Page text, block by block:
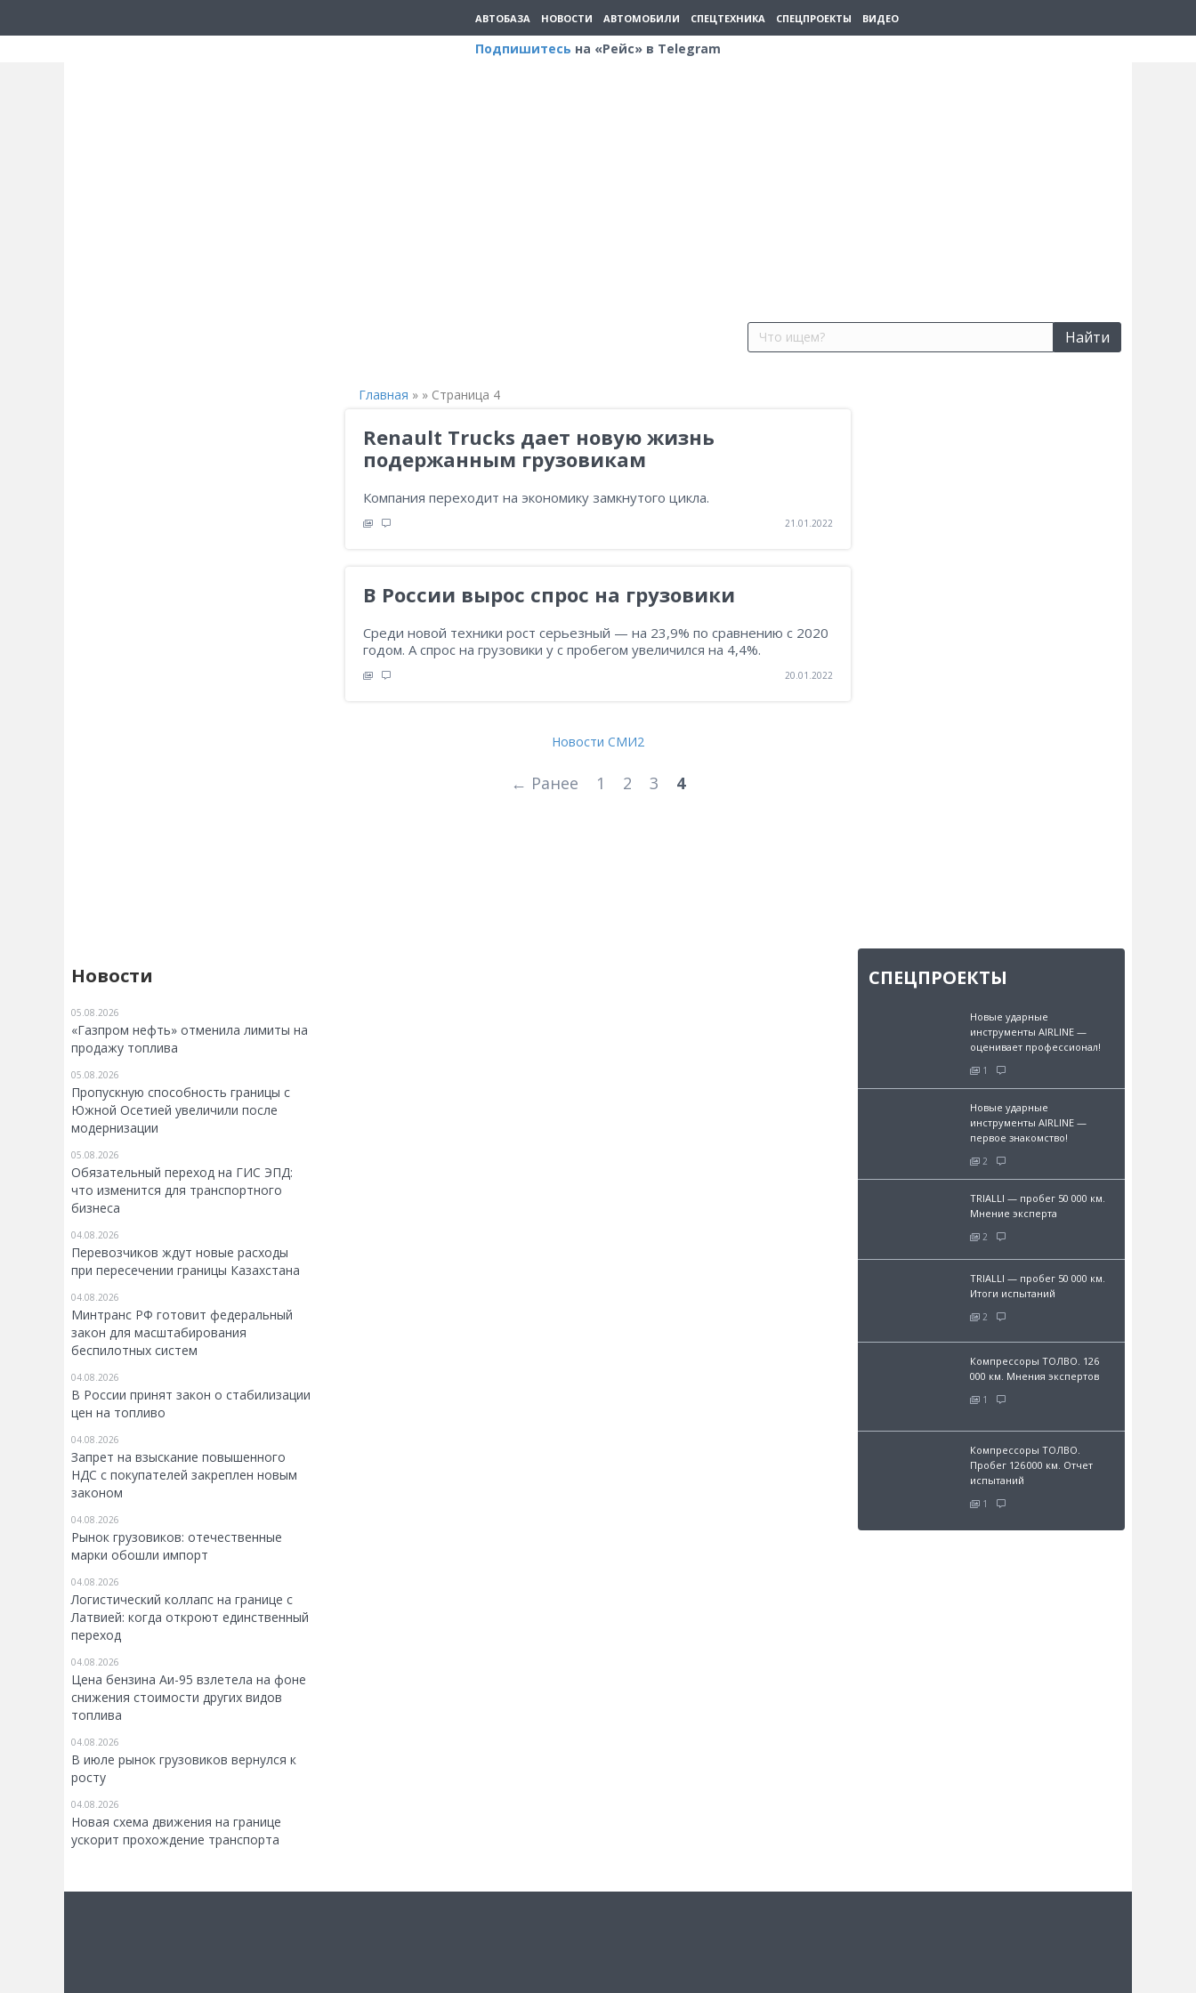
АВТОБАЗА НОВОСТИ АВТОМОБИЛИ СПЕЦТЕХНИКА СПЕЦПРОЕКТЫ ВИДЕО
Подпишитесь на «Рейс» в Telegram
Найти
Новости
05.08.2026
«Газпром нефть» отменила лимиты на
продажу топлива
05.08.2026
Пропускную способность границы с
Южной Осетией увеличили после
модернизации
05.08.2026
Обязательный переход на ГИС ЭПД:
что изменится для транспортного
бизнеса
04.08.2026
Перевозчиков ждут новые расходы
при пересечении границы Казахстана
04.08.2026
Минтранс РФ готовит федеральный
закон для масштабирования
беспилотных систем
04.08.2026
В России принят закон о стабилизации
цен на топливо
04.08.2026
Запрет на взыскание повышенного
НДС с покупателей закреплен новым
законом
04.08.2026
Рынок грузовиков: отечественные
марки обошли импорт
04.08.2026
Логистический коллапс на границе с
Латвией: когда откроют единственный
переход
04.08.2026
Цена бензина Аи-95 взлетела на фоне
снижения стоимости других видов
топлива
04.08.2026
В июле рынок грузовиков вернулся к
росту
04.08.2026
Новая схема движения на границе
ускорит прохождение транспорта
Главная » » Страница 4
Renault Trucks дает новую жизнь
подержанным грузовикам
Компания переходит на экономику замкнутого цикла.
21.01.2022
В России вырос спрос на грузовики
Среди новой техники рост серьезный — на 23,9% по сравнению с 2020
годом. А спрос на грузовики у с пробегом увеличился на 4,4%.
20.01.2022
Новости СМИ2
← Ранее 1 2 3 4
СПЕЦПРОЕКТЫ
Новые ударные
инструменты AIRLINE —
оценивает профессионал!
1
Новые ударные
инструменты AIRLINE —
первое знакомство!
2
TRIALLI — пробег 50 000 км.
Мнение эксперта
2
TRIALLI — пробег 50 000 км.
Итоги испытаний
2
Компрессоры ТОЛВО. 126
000 км. Мнения экспертов
1
Компрессоры ТОЛВО.
Пробег 126 000 км. Отчет
испытаний
1